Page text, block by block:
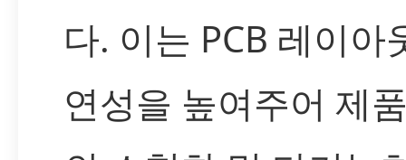
다. 이는 PCB 레이아
연성을 높여주어 제